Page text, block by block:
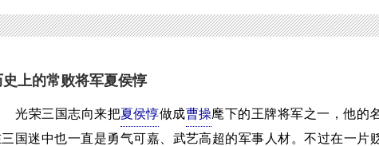
史上的常败将军夏侯惇
荣三国志向来把夏侯惇做成曹操麾下的王牌将军之一，他的
国迷中也一直是勇气可嘉、武艺高超的军事人材。不过在一片